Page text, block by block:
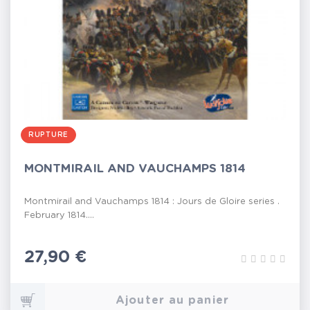
RUPTURE
MONTMIRAIL AND VAUCHAMPS 1814
Montmirail and Vauchamps 1814 : Jours de Gloire series .
February 1814....
Prix
27,90 €
Ajouter au panier